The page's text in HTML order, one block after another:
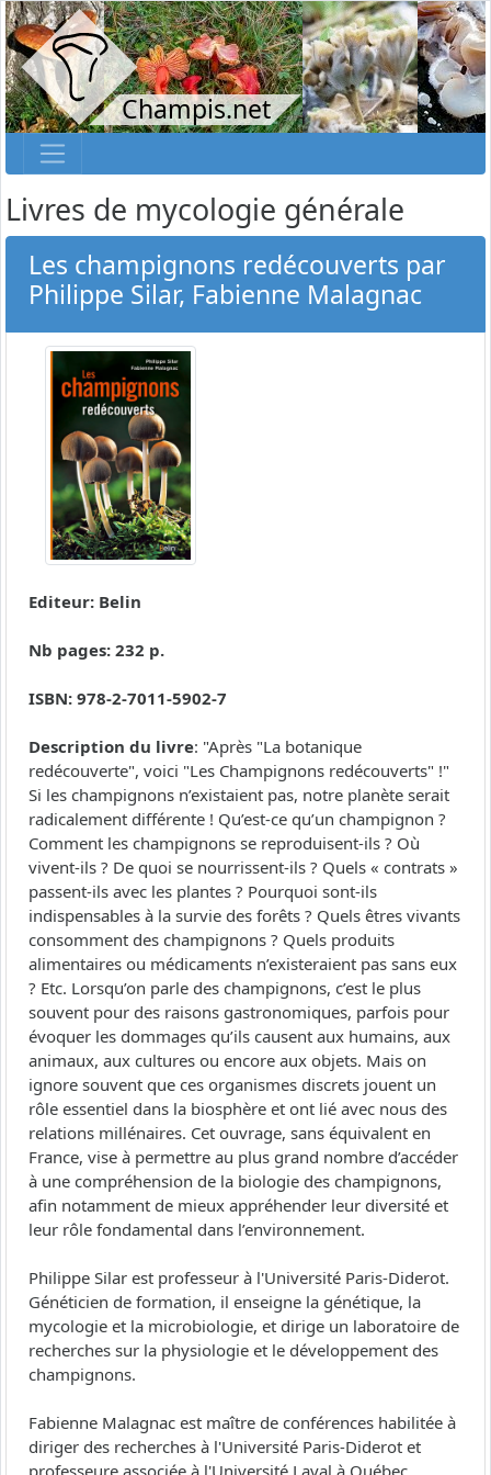
Champis.net
Livres de mycologie générale
Les champignons redécouverts par
Philippe Silar, Fabienne Malagnac
Editeur: Belin
Nb pages: 232 p.
ISBN: 978-2-7011-5902-7
Description du livre: "Après "La botanique
redécouverte", voici "Les Champignons redécouverts" !"
Si les champignons n’existaient pas, notre planète serait
radicalement différente ! Qu’est-ce qu’un champignon ?
Comment les champignons se reproduisent-ils ? Où
vivent-ils ? De quoi se nourrissent-ils ? Quels « contrats »
passent-ils avec les plantes ? Pourquoi sont-ils
indispensables à la survie des forêts ? Quels êtres vivants
consomment des champignons ? Quels produits
alimentaires ou médicaments n’existeraient pas sans eux
? Etc. Lorsqu’on parle des champignons, c’est le plus
souvent pour des raisons gastronomiques, parfois pour
évoquer les dommages qu’ils causent aux humains, aux
animaux, aux cultures ou encore aux objets. Mais on
ignore souvent que ces organismes discrets jouent un
rôle essentiel dans la biosphère et ont lié avec nous des
relations millénaires. Cet ouvrage, sans équivalent en
France, vise à permettre au plus grand nombre d’accéder
à une compréhension de la biologie des champignons,
afin notamment de mieux appréhender leur diversité et
leur rôle fondamental dans l’environnement.
Philippe Silar est professeur à l'Université Paris-Diderot.
Généticien de formation, il enseigne la génétique, la
mycologie et la microbiologie, et dirige un laboratoire de
recherches sur la physiologie et le développement des
champignons.
Fabienne Malagnac est maître de conférences habilitée à
diriger des recherches à l'Université Paris-Diderot et